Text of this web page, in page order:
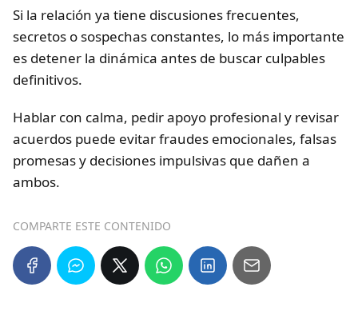
Si la relación ya tiene discusiones frecuentes,
secretos o sospechas constantes, lo más importante
es detener la dinámica antes de buscar culpables
definitivos.
Hablar con calma, pedir apoyo profesional y revisar
acuerdos puede evitar fraudes emocionales, falsas
promesas y decisiones impulsivas que dañen a
ambos.
COMPARTE ESTE CONTENIDO